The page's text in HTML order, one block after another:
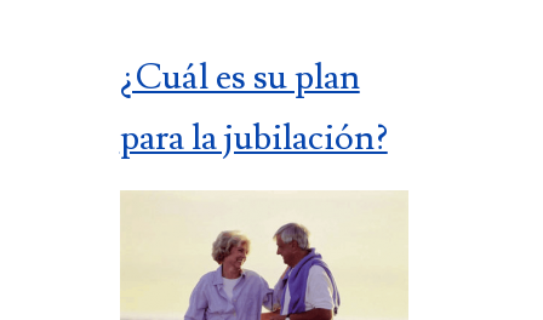
¿Cuál es su plan
para la jubilación?